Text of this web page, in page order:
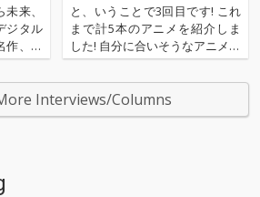
来、
ジタル
作、こ
とめる
〉が今
治め
〉と
と、いうことで3回目です! これ
まで計5本のアニメを紹介しま
した! 自分に合いそうなアニメを
みつけることはできましたかで
しょうか? すこしでも興味を持
って貰えればうれしい限りでご
ざいます。さて、前回の記事で
Interviews/Columns